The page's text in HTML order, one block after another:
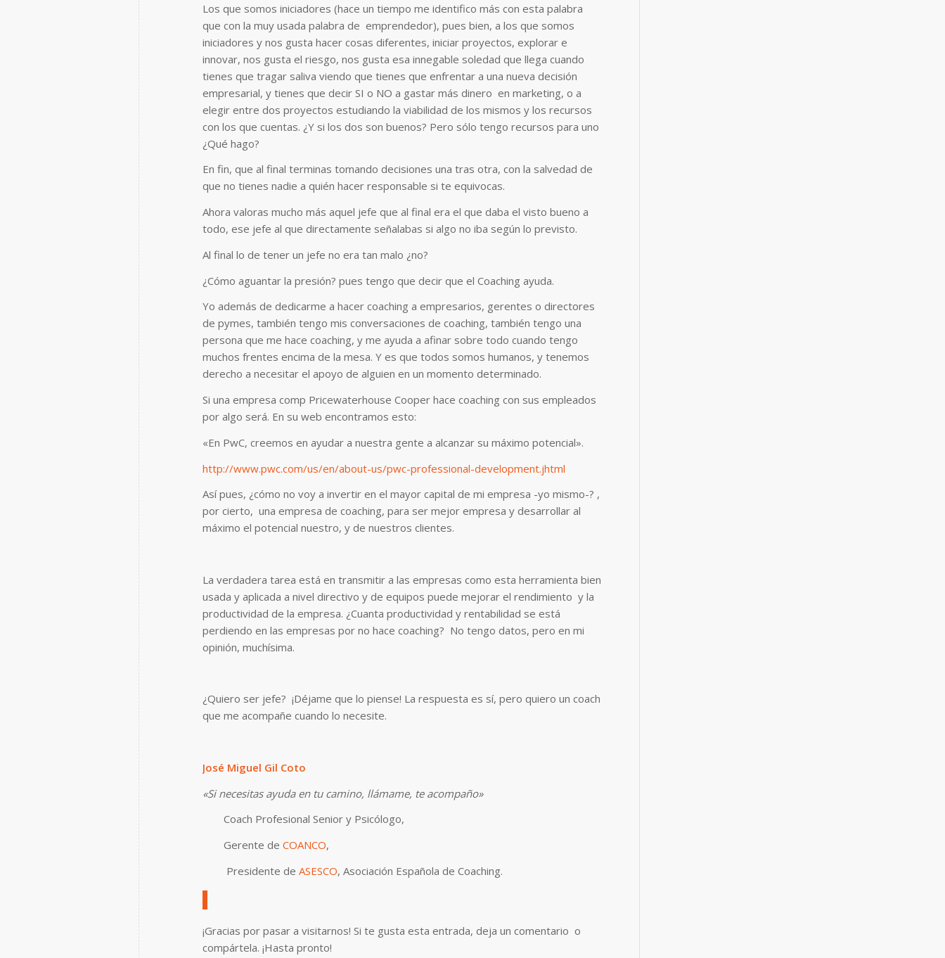
Los que somos iniciadores (hace un tiempo me identifico más con esta palabra
que con la muy usada palabra de emprendedor), pues bien, a los que somos
iniciadores y nos gusta hacer cosas diferentes, iniciar proyectos, explorar e
innovar, nos gusta el riesgo, nos gusta esa innegable soledad que llega cuando
tienes que tragar saliva viendo que tienes que enfrentar a una nueva decisión
empresarial, y tienes que decir SI o NO a gastar más dinero en marketing, o a
elegir entre dos proyectos estudiando la viabilidad de los mismos y los recursos
con los que cuentas. ¿Y si los dos son buenos? Pero sólo tengo recursos para uno
¿Qué hago?
En fin, que al final terminas tomando decisiones una tras otra, con la salvedad de
que no tienes nadie a quién hacer responsable si te equivocas.
Ahora valoras mucho más aquel jefe que al final era el que daba el visto bueno a
todo, ese jefe al que directamente señalabas si algo no iba según lo previsto.
Al final lo de tener un jefe no era tan malo ¿no?
¿Cómo aguantar la presión? pues tengo que decir que el Coaching ayuda.
Yo además de dedicarme a hacer coaching a empresarios, gerentes o directores
de pymes, también tengo mis conversaciones de coaching, también tengo una
persona que me hace coaching, y me ayuda a afinar sobre todo cuando tengo
muchos frentes encima de la mesa. Y es que todos somos humanos, y tenemos
derecho a necesitar el apoyo de alguien en un momento determinado.
Si una empresa comp Pricewaterhouse Cooper hace coaching con sus empleados
por algo será. En su web encontramos esto:
«En PwC, creemos en ayudar a nuestra gente a alcanzar su máximo potencial».
http://www.pwc.com/us/en/about-us/pwc-professional-development.jhtml
Así pues, ¿cómo no voy a invertir en el mayor capital de mi empresa -yo mismo-? ,
por cierto, una empresa de coaching, para ser mejor empresa y desarrollar al
máximo el potencial nuestro, y de nuestros clientes.
La verdadera tarea está en transmitir a las empresas como esta herramienta bien
usada y aplicada a nivel directivo y de equipos puede mejorar el rendimiento y la
productividad de la empresa. ¿Cuanta productividad y rentabilidad se está
perdiendo en las empresas por no hace coaching? No tengo datos, pero en mi
opinión, muchísima.
¿Quiero ser jefe? ¡Déjame que lo piense! La respuesta es sí, pero quiero un coach
que me acompañe cuando lo necesite.
José Miguel Gil Coto
«Si necesitas ayuda en tu camino, llámame, te acompaño»
Coach Profesional Senior y Psicólogo,
Gerente de COANCO,
Presidente de ASESCO, Asociación Española de Coaching.
¡Gracias por pasar a visitarnos! Si te gusta esta entrada, deja un comentario o
compártela. ¡Hasta pronto!